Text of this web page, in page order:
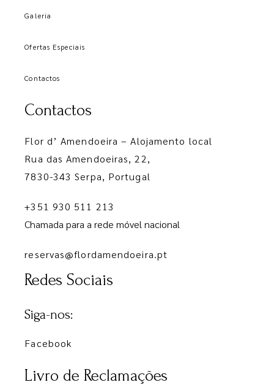
Galeria
Ofertas Especiais
Contactos
Contactos
Flor d’ Amendoeira – Alojamento local
Rua das Amendoeiras, 22,
7830-343 Serpa, Portugal
+351 930 511 213
Chamada para a rede móvel nacional
reservas@flordamendoeira.pt
Redes Sociais
Siga-nos:
Facebook
Livro de Reclamações